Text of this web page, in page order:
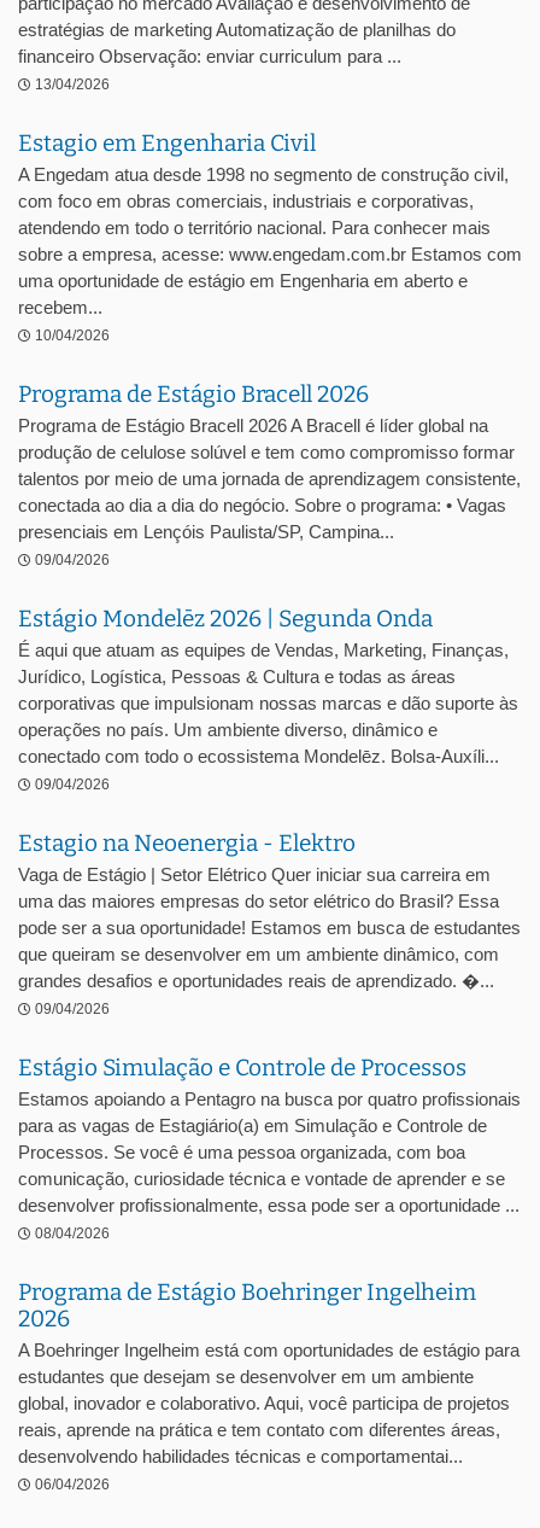
estratégias de marketing Automatização de planilhas do
financeiro Observação: enviar curriculum para ...
13/04/2026
Estagio em Engenharia Civil
A Engedam atua desde 1998 no segmento de construção civil,
com foco em obras comerciais, industriais e corporativas,
atendendo em todo o território nacional. Para conhecer mais
sobre a empresa, acesse: www.engedam.com.br Estamos com
uma oportunidade de estágio em Engenharia em aberto e
recebem...
10/04/2026
Programa de Estágio Bracell 2026
Programa de Estágio Bracell 2026 A Bracell é líder global na
produção de celulose solúvel e tem como compromisso formar
talentos por meio de uma jornada de aprendizagem consistente,
conectada ao dia a dia do negócio. Sobre o programa: • Vagas
presenciais em Lençóis Paulista/SP, Campina...
09/04/2026
Estágio Mondelēz 2026 | Segunda Onda
É aqui que atuam as equipes de Vendas, Marketing, Finanças,
Jurídico, Logística, Pessoas & Cultura e todas as áreas
corporativas que impulsionam nossas marcas e dão suporte às
operações no país. Um ambiente diverso, dinâmico e
conectado com todo o ecossistema Mondelēz. Bolsa-Auxíli...
09/04/2026
Estagio na Neoenergia - Elektro
Vaga de Estágio | Setor Elétrico Quer iniciar sua carreira em
uma das maiores empresas do setor elétrico do Brasil? Essa
pode ser a sua oportunidade! Estamos em busca de estudantes
que queiram se desenvolver em um ambiente dinâmico, com
grandes desafios e oportunidades reais de aprendizado. �...
09/04/2026
Estágio Simulação e Controle de Processos
Estamos apoiando a Pentagro na busca por quatro profissionais
para as vagas de Estagiário(a) em Simulação e Controle de
Processos. Se você é uma pessoa organizada, com boa
comunicação, curiosidade técnica e vontade de aprender e se
desenvolver profissionalmente, essa pode ser a oportunidade ...
08/04/2026
Programa de Estágio Boehringer Ingelheim
2026
A Boehringer Ingelheim está com oportunidades de estágio para
estudantes que desejam se desenvolver em um ambiente
global, inovador e colaborativo. Aqui, você participa de projetos
reais, aprende na prática e tem contato com diferentes áreas,
desenvolvendo habilidades técnicas e comportamentai...
06/04/2026